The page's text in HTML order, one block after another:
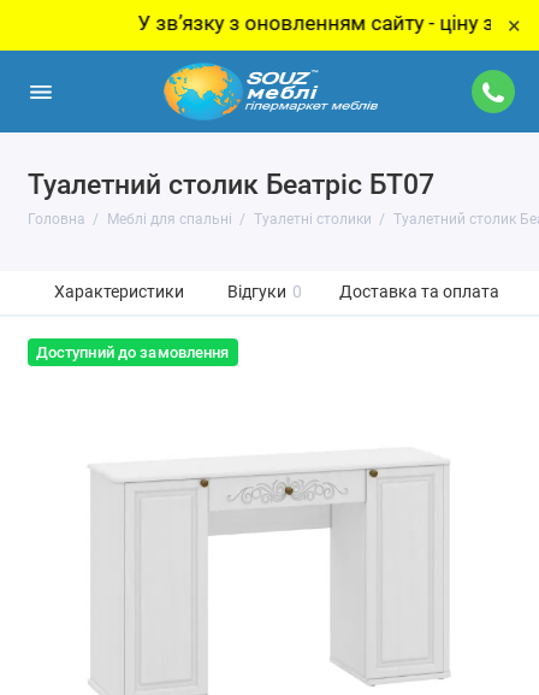
У звʼязку з оновленням сайту - ціну за товар
×
Туалетний столик Беатріс БТ07
Головна Меблі для спальні Туалетні столики Туалетний столик
Характеристики Відгуки 0 Доставка та оплата
Доступний до замовлення